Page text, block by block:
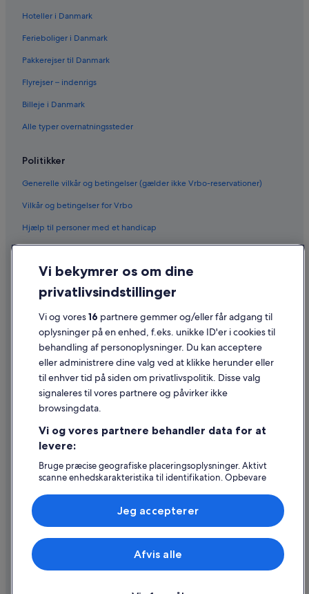
Hoteller i Danmark
Ferieboliger i Danmark
Pakkerejser til Danmark
Flyrejser – indenrigs
Billeje i Danmark
Alle typer overnatningssteder
Politikker
Generelle vilkår og betingelser (gælder ikke Vrbo-reservationer)
Vilkår og betingelser for Vrbo
Hjælp til personer med et handicap
Fortrolighed
Cookies
Generelle vilkår for brug
Juridiske oplysninger/Kontakt os
Retningslinjer for indhold og indberetning af indhold
Hjælp
Kontakt os
Ændr eller afbestil din reservation
Forløb og behandlingstider for refusion
Book en flyrejse med et tilgodehavende fra et flyselskab
Internationale rejsedokumenter
Expedia, Inc. er ikke ansvarlig for indhold fra eksterne hjemmesider.
© 2026 Expedia, Inc. – en del af Expedia Group. Alle rettigheder
forbeholdes. Expedia og Expedias logo er varemærker eller registrerede
Vi bekymrer os om dine
privatlivsindstillinger
Vi og vores16 partnere gemmer og/eller får adgang til
oplysninger på en enhed, f.eks. unikke ID'er i cookies til
behandling af personoplysninger. Du kan acceptere
eller administrere dine valg ved at klikke herunder eller
til enhver tid på siden om privatlivspolitik. Disse valg
signaleres til vores partnere og påvirker ikke
browsingdata.
Vi og vores partnere behandler data for at
levere:
Bruge præcise geografiske placeringsoplysninger. Aktivt
scanne enhedskarakteristika til identifikation. Opbevare
annoncering og indhold, annoncerings- og
indholdsmåling, målgruppeundersøgelser og udvikling af
tjenester.
Liste over partnere (leverandører)
Afvis alle
Jeg accepterer